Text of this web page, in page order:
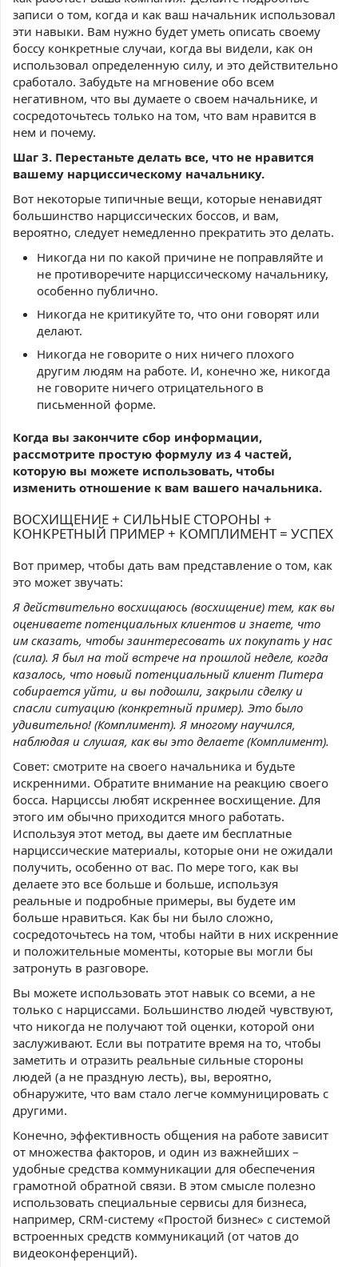
записи о том, когда и как ваш начальник использовал
эти навыки. Вам нужно будет уметь описать своему
боссу конкретные случаи, когда вы видели, как он
использовал определенную силу, и это действительно
сработало. Забудьте на мгновение обо всем
негативном, что вы думаете о своем начальнике, и
сосредоточьтесь только на том, что вам нравится в
нем и почему.
Шаг 3. Перестаньте делать все, что не нравится
вашему нарциссическому начальнику.
Вот некоторые типичные вещи, которые ненавидят
большинство нарциссических боссов, и вам,
вероятно, следует немедленно прекратить это делать.
Никогда ни по какой причине не поправляйте и
не противоречите нарциссическому начальнику,
особенно публично.
Никогда не критикуйте то, что они говорят или
делают.
Никогда не говорите о них ничего плохого
другим людям на работе. И, конечно же, никогда
не говорите ничего отрицательного в
письменной форме.
Когда вы закончите сбор информации,
рассмотрите простую формулу из 4 частей,
которую вы можете использовать, чтобы
изменить отношение к вам вашего начальника.
ВОСХИЩЕНИЕ + СИЛЬНЫЕ СТОРОНЫ +
КОНКРЕТНЫЙ ПРИМЕР + КОМПЛИМЕНТ = УСПЕХ
Вот пример, чтобы дать вам представление о том, как
это может звучать:
Я действительно восхищаюсь (восхищение) тем, как вы
оцениваете потенциальных клиентов и знаете, что
им сказать, чтобы заинтересовать их покупать у нас
(сила). Я был на той встрече на прошлой неделе, когда
казалось, что новый потенциальный клиент Питера
собирается уйти, и вы подошли, закрыли сделку и
спасли ситуацию (конкретный пример). Это было
удивительно! (Комплимент). Я многому научился,
наблюдая и слушая, как вы это делаете (Комплимент).
Совет: смотрите на своего начальника и будьте
искренними. Обратите внимание на реакцию своего
босса. Нарциссы любят искреннее восхищение. Для
этого им обычно приходится много работать.
Используя этот метод, вы даете им бесплатные
нарциссические материалы, которые они не ожидали
получить, особенно от вас. По мере того, как вы
делаете это все больше и больше, используя
реальные и подробные примеры, вы будете им
больше нравиться. Как бы ни было сложно,
сосредоточьтесь на том, чтобы найти в них искренние
и положительные моменты, которые вы могли бы
затронуть в разговоре.
Вы можете использовать этот навык со всеми, а не
только с нарциссами. Большинство людей чувствуют,
что никогда не получают той оценки, которой они
заслуживают. Если вы потратите время на то, чтобы
заметить и отразить реальные сильные стороны
людей (а не праздную лесть), вы, вероятно,
обнаружите, что вам стало легче коммуницировать с
другими.
Конечно, эффективность общения на работе зависит
от множества факторов, и один из важнейших –
удобные средства коммуникации для обеспечения
грамотной обратной связи. В этом смысле полезно
использовать специальные сервисы для бизнеса,
например, CRM-систему «Простой бизнес» с системой
встроенных средств коммуникаций (от чатов до
видеоконференций).